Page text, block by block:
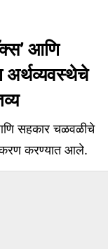
आणि
अर्थव्यवस्थेचे
सहकार चळवळीचे
करण्यात आले.